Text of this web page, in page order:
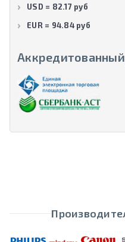
USD = 82.17 руб
EUR = 94.84 руб